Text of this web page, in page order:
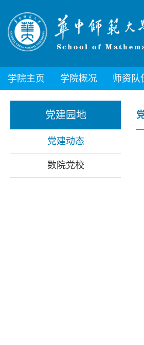
学院主页 学院概况 师资队
党建园地
党建动态
数院党校